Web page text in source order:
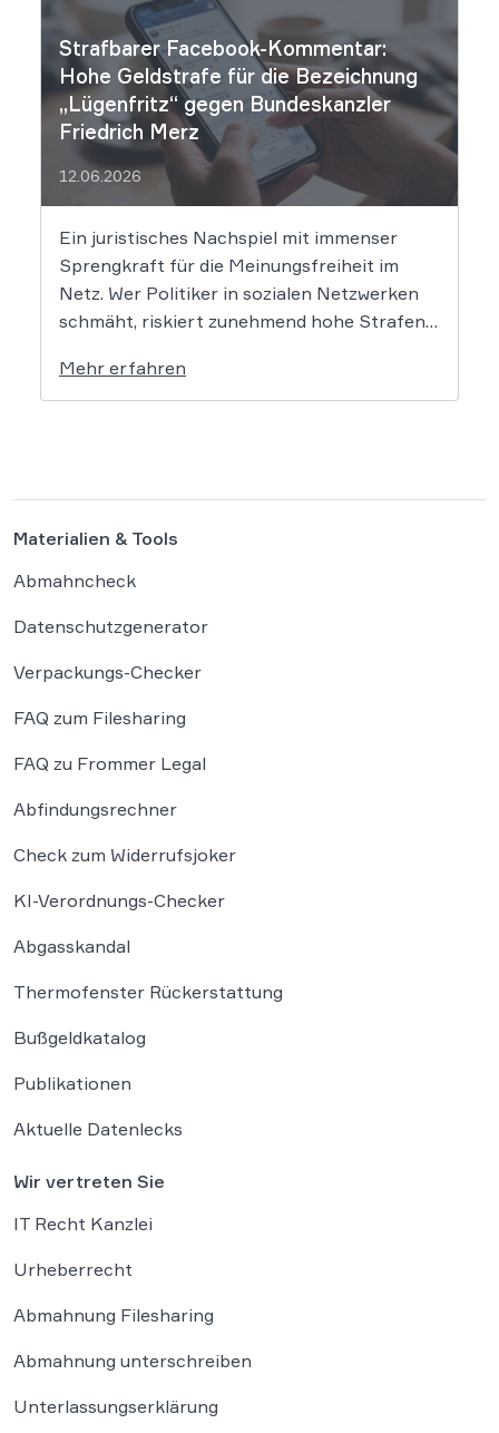
unmittelbare Haftung des
Suchmaschinenbetreibers. Das Landgericht
München I (LG München I) hat in […]
Strafbarer Facebook-Kommentar:
Hohe Geldstrafe für die Bezeichnung
„Lügenfritz“ gegen Bundeskanzler
Friedrich Merz
12.06.2026
Ein juristisches Nachspiel mit immenser
Sprengkraft für die Meinungsfreiheit im
Netz. Wer Politiker in sozialen Netzwerken
schmäht, riskiert zunehmend hohe Strafen.
einen Facebook-Nutzer eine empfindliche
Geldstrafe verhängt, weil dieser den
Mehr erfahren
Materialien & Tools
Abmahncheck
Datenschutzgenerator
Verpackungs-Checker
FAQ zum Filesharing
FAQ zu Frommer Legal
Abfindungsrechner
Check zum Widerrufsjoker
KI-Verordnungs-Checker
Abgasskandal
Thermofenster Rückerstattung
Bußgeldkatalog
Publikationen
Aktuelle Datenlecks
Wir vertreten Sie
IT Recht Kanzlei
Urheberrecht
Abmahnung Filesharing
Abmahnung unterschreiben
Unterlassungserklärung